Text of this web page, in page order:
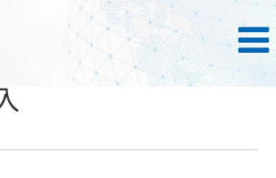
首頁 會員登入